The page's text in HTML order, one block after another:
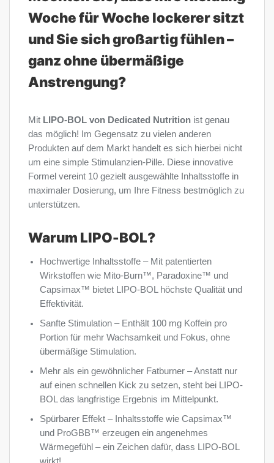
Woche für Woche lockerer sitzt
und Sie sich großartig fühlen –
ganz ohne übermäßige
Anstrengung?
Mit LIPO-BOL von Dedicated Nutrition ist genau
das möglich! Im Gegensatz zu vielen anderen
Produkten auf dem Markt handelt es sich hierbei nicht
um eine simple Stimulanzien-Pille. Diese innovative
Formel vereint 10 gezielt ausgewählte Inhaltsstoffe in
maximaler Dosierung, um Ihre Fitness bestmöglich zu
unterstützen.
Warum LIPO-BOL?
Hochwertige Inhaltsstoffe – Mit patentierten
Wirkstoffen wie Mito-Burn™, Paradoxine™ und
Capsimax™ bietet LIPO-BOL höchste Qualität und
Effektivität.
Sanfte Stimulation – Enthält 100 mg Koffein pro
Portion für mehr Wachsamkeit und Fokus, ohne
übermäßige Stimulation.
Mehr als ein gewöhnlicher Fatburner – Anstatt nur
auf einen schnellen Kick zu setzen, steht bei LIPO-
BOL das langfristige Ergebnis im Mittelpunkt.
Spürbarer Effekt – Inhaltsstoffe wie Capsimax™
und ProGBB™ erzeugen ein angenehmes
Wärmegefühl – ein Zeichen dafür, dass LIPO-BOL